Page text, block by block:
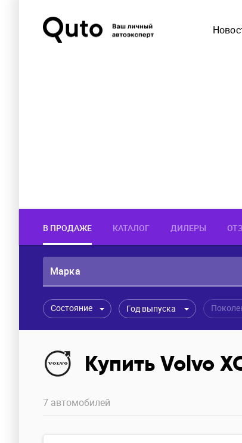
В ПРОДАЖЕ КАТАЛОГ ДИЛЕРЫ
Марка
Состояние Год выпуска
Купить Volvo
7 автомобилей